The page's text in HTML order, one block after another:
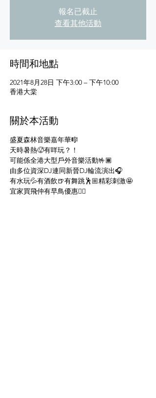
報名已截止
查看其他活動
時間和地點
2021年8月28日 下午3:00 – 下午10:00
香港大棠
關於本活動
盛夏森林音樂嘉年華🎼
天時暑熱🥵有咩玩？！
可能係全港大型戶外音樂活動🤟🏾
由多位資深DJ連同新晉DJ輪流演出🎧
有水玩💦有酒飲🍺有舞跳🕺🏼精彩刺激🤩
宜家買飛仲有早鳥優惠👇🏻